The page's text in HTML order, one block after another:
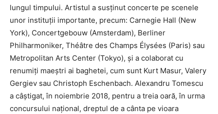
lungul timpului. Artistul a susținut concerte pe scenele
unor instituții importante, precum: Carnegie Hall (New
York), Concertgebouw (Amsterdam), Berliner
Philharmoniker, Théâtre des Champs Élysées (Paris) sau
Metropolitan Arts Center (Tokyo), şi a colaborat cu
renumiţi maeştri ai baghetei, cum sunt Kurt Masur, Valery
Gergiev sau Christoph Eschenbach. Alexandru Tomescu
a câștigat, în noiembrie 2018, pentru a treia oară, în urma
concursului național, dreptul de a cânta pe vioara